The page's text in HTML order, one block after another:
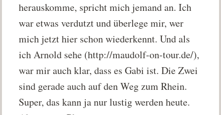
herauskomme, spricht mich jemand an. Ich
war etwas verdutzt und überlege mir, wer
mich jetzt hier schon wiederkennt. Und als
ich Arnold sehe (http://maudolf-on-tour.de/),
war mir auch klar, dass es Gabi ist. Die Zwei
sind gerade auch auf den Weg zum Rhein.
Super, das kann ja nur lustig werden heute.